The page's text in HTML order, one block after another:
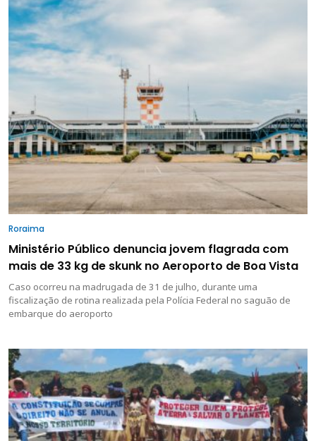
Roraima
Ministério Público denuncia jovem flagrada com
mais de 33 kg de skunk no Aeroporto de Boa Vista
Caso ocorreu na madrugada de 31 de julho, durante uma
fiscalização de rotina realizada pela Polícia Federal no saguão de
embarque do aeroporto